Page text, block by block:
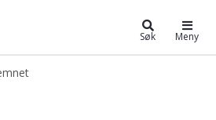
Søk Meny